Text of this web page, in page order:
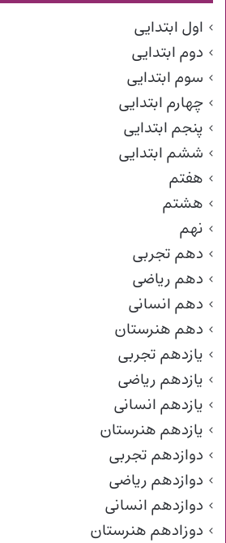
اول ابتدایی
دوم ابتدایی
سوم ابتدایی
چهارم ابتدایی
پنجم ابتدایی
ششم ابتدایی
هفتم
هشتم
نهم
دهم تجربی
دهم ریاضی
دهم انسانی
دهم هنرستان
یازدهم تجربی
یازدهم ریاضی
یازدهم انسانی
یازدهم هنرستان
دوازدهم تجربی
دوازدهم ریاضی
دوازدهم انسانی
دوزادهم هنرستان